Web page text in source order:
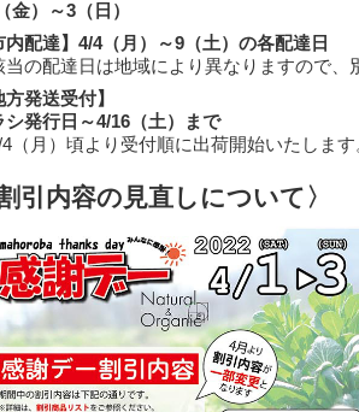
金）～3（日）
内配達】4/4（月）～9（土）の各配達日
の配達日は地域により異なりますので、
方発送受付】
シ発行日～4/16（土）まで
（月）頃より受付順に出荷開始いたします
割引内容の見直しについて〉